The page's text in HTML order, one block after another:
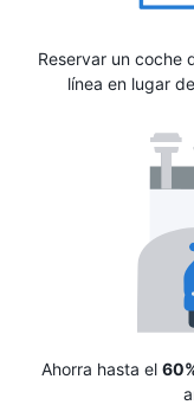
Reservar un coche
línea en lugar
Ahorra hasta el